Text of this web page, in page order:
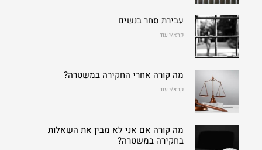
עבירת סחר בנשים
קרא/י עוד
מה קורה אחרי החקירה במשטרה?
קרא/י עוד
מה קורה אם אני לא מבין את השאלות
בחקירה במשטרה?